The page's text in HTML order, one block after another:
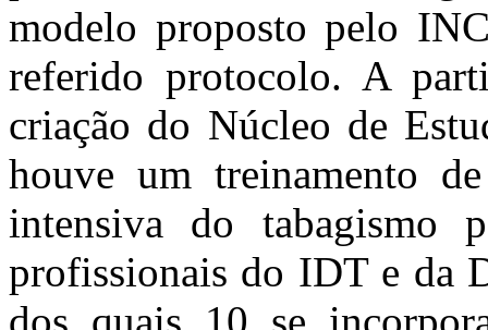
modelo proposto pelo
referido protocolo. A
criação do Núcleo de
houve um treinamento
intensiva do tabagismo
profissionais do IDT e da
dos quais 10 se